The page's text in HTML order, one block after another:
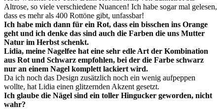
Altrose, so viele verschiedene Nuancen! Ich habe sogar mal gelesen,
dass es mehr als 400 Rottöne gibt, unfassbar!
Ich habe mich dann für ein Rot, dass ein bisschen ins Orange
geht und ich denke das sind auch die Farben die uns Mutter
Natur im Herbst schenkt.
Lidia, meine Nagelfee hat eine sehr edle Art der Kombination
aus Rot und Schwarz empfohlen, bei der die Farbe schwarz
nur an einem Nagel komplett lackiert wird.
Da ich noch das Design zusätzlich noch ein wenig aufpeppen
wollte, hat Lidia einen glitzernden Akzent gesetzt.
Ich glaube die Nägel sind ein toller Hingucker geworden, nicht
wahr?